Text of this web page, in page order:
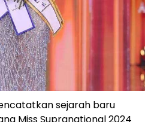
sejarah baru